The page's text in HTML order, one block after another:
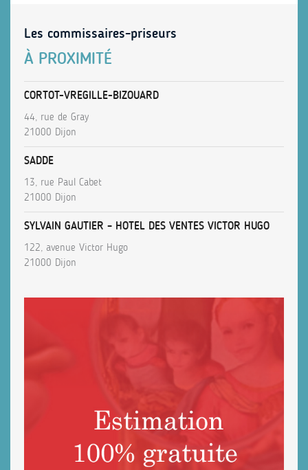
Les commissaires-priseurs
À PROXIMITÉ
CORTOT-VREGILLE-BIZOUARD
44, rue de Gray
21000 Dijon
SADDE
13, rue Paul Cabet
21000 Dijon
SYLVAIN GAUTIER – HOTEL DES VENTES VICTOR HUGO
122, avenue Victor Hugo
21000 Dijon